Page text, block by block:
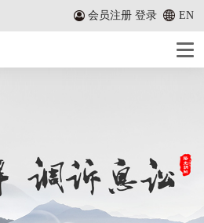
会员注册 登录 EN